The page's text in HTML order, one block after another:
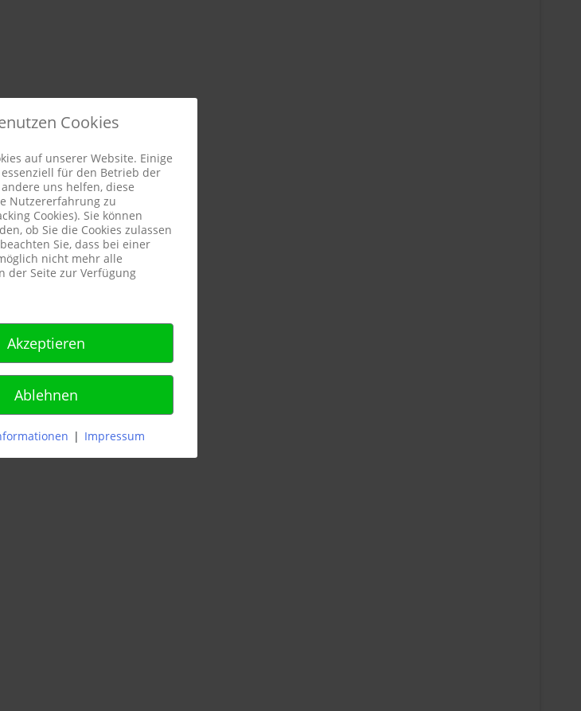
Cookies
auf unserer Website. Einige
für den Betrieb der
uns helfen, diese
Nutzererfahrung zu
Cookies). Sie können
ob Sie die Cookies zulassen
Sie, dass bei einer
nicht mehr alle
der Seite zur Verfügung
Akzeptieren
Ablehnen
| Impressum